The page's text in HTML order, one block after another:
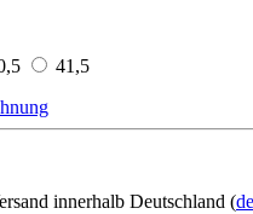
41,5
innerhalb Deutschland (